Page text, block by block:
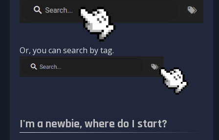
Or, you can search by tag.
I'm a newbie, where do I start?